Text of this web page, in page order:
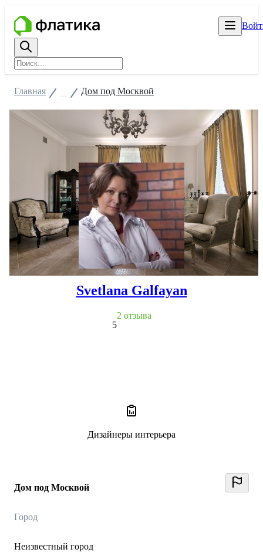
Дом под Москвой
Город
Неизвестный город
Главная Дом под Москвой
Svetlana Galfayan
5
2 отзыва
Дизайнеры интерьера